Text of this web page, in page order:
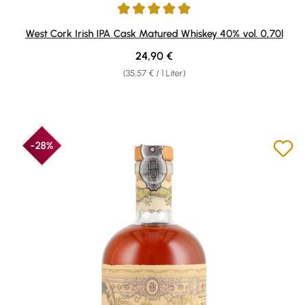
Durchschnittliche Bewertung von 5 von 5 Sternen
West Cork Irish IPA Cask Matured Whiskey 40% vol. 0,70l
(35,57 € / 1 Liter)
Regulärer Preis:
24,90 €
-28%